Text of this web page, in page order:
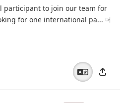
participant to join our team for
for one international pa... 더